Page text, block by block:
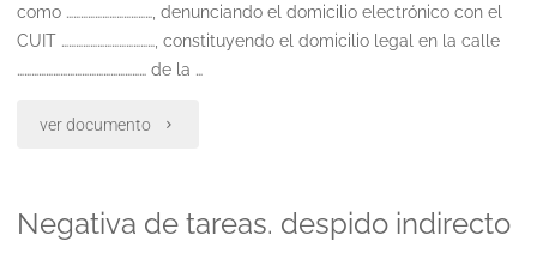
como ………………………………, denunciando el domicilio electrónico con el
CUIT …………………………………, constituyendo el domicilio legal en la calle
……………………………………………… de la …
ver documento "Embarazo.
Negativa de tareas. despido indirecto